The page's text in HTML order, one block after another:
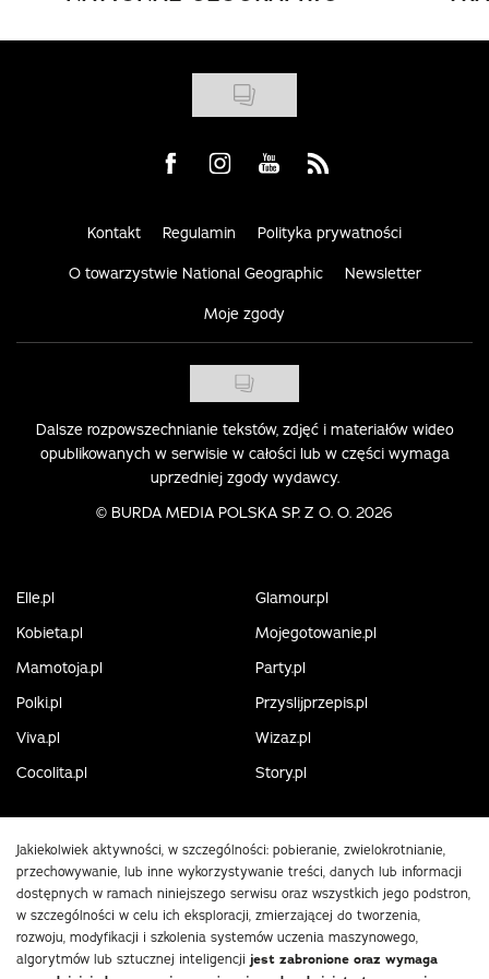
Visit us on Facebook
Visit us on Instagram
Visit us on Youtube
Visit us on Rss
Kontakt Regulamin Polityka prywatności
O towarzystwie National Geographic Newsletter
Moje zgody
Dalsze rozpowszechnianie tekstów, zdjęć i materiałów wideo
opublikowanych w serwisie w całości lub w części wymaga
uprzedniej zgody wydawcy.
© BURDA MEDIA POLSKA SP. Z O. O. 2026
Elle.pl
Glamour.pl
Kobieta.pl
Mojegotowanie.pl
Mamotoja.pl
Party.pl
Polki.pl
Przyslijprzepis.pl
Viva.pl
Wizaz.pl
Cocolita.pl
Story.pl
Jakiekolwiek aktywności, w szczególności: pobieranie, zwielokrotnianie,
przechowywanie, lub inne wykorzystywanie treści, danych lub informacji
dostępnych w ramach niniejszego serwisu oraz wszystkich jego podstron,
w szczególności w celu ich eksploracji, zmierzającej do tworzenia,
rozwoju, modyfikacji i szkolenia systemów uczenia maszynowego,
algorytmów lub sztucznej inteligencji jest zabronione oraz wymaga